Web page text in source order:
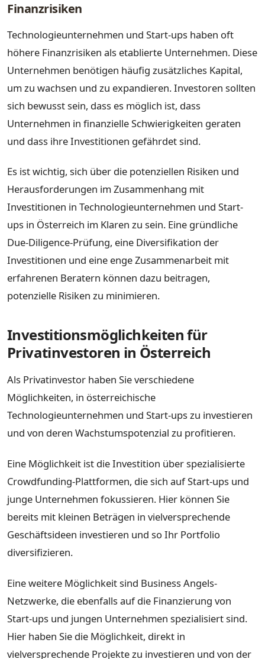
Finanzrisiken
Technologieunternehmen und Start-ups haben oft
höhere Finanzrisiken als etablierte Unternehmen. Diese
Unternehmen benötigen häufig zusätzliches Kapital,
um zu wachsen und zu expandieren. Investoren sollten
sich bewusst sein, dass es möglich ist, dass
Unternehmen in finanzielle Schwierigkeiten geraten
und dass ihre Investitionen gefährdet sind.
Es ist wichtig, sich über die potenziellen Risiken und
Herausforderungen im Zusammenhang mit
Investitionen in Technologieunternehmen und Start-
ups in Österreich im Klaren zu sein. Eine gründliche
Due-Diligence-Prüfung, eine Diversifikation der
Investitionen und eine enge Zusammenarbeit mit
erfahrenen Beratern können dazu beitragen,
potenzielle Risiken zu minimieren.
Investitionsmöglichkeiten für
Privatinvestoren in Österreich
Als Privatinvestor haben Sie verschiedene
Möglichkeiten, in österreichische
Technologieunternehmen und Start-ups zu investieren
und von deren Wachstumspotenzial zu profitieren.
Eine Möglichkeit ist die Investition über spezialisierte
Crowdfunding-Plattformen, die sich auf Start-ups und
junge Unternehmen fokussieren. Hier können Sie
bereits mit kleinen Beträgen in vielversprechende
Geschäftsideen investieren und so Ihr Portfolio
diversifizieren.
Eine weitere Möglichkeit sind Business Angels-
Netzwerke, die ebenfalls auf die Finanzierung von
Start-ups und jungen Unternehmen spezialisiert sind.
Hier haben Sie die Möglichkeit, direkt in
vielversprechende Projekte zu investieren und von der